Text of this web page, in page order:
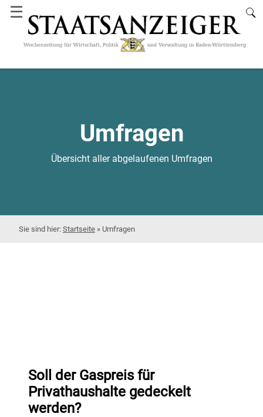
☰
Umfragen
Übersicht aller abgelaufenen Umfragen
Startseite » Umfragen
Soll der Gaspreis für
Privathaushalte gedeckelt
werden?